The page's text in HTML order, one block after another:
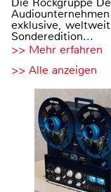
exklusive,
Sonderedition...
>> Mehr erfahren
>> Alle anzeigen